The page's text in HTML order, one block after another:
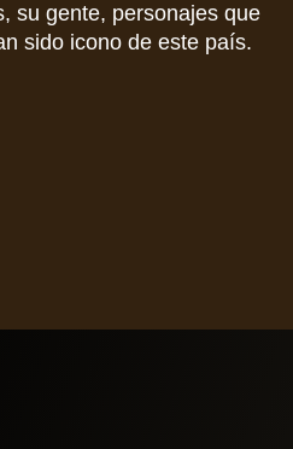
su gente, personajes que
sido icono de este país.